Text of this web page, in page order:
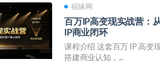
福缘网
百万IP高变现实战营：
IP商业闭环
课程介绍 这套百万 IP 高变
搭建商业认知，...